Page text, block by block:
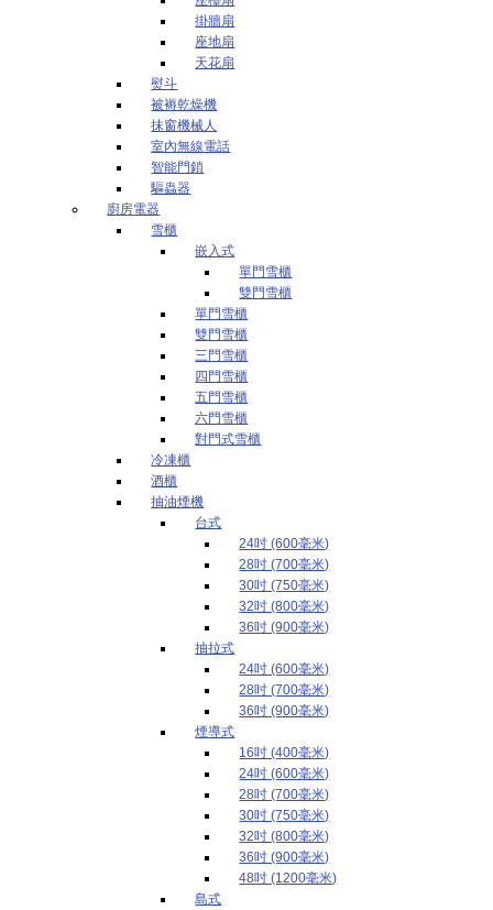
掛牆扇
座地扇
天花扇
熨斗
被褥乾燥機
抹窗機械人
室內無線電話
智能門鎖
驅蟲器
廚房電器
雪櫃
嵌入式
單門雪櫃
雙門雪櫃
單門雪櫃
雙門雪櫃
三門雪櫃
四門雪櫃
五門雪櫃
六門雪櫃
對門式雪櫃
冷凍櫃
酒櫃
抽油煙機
台式
24吋 (600毫米)
28吋 (700毫米)
30吋 (750毫米)
32吋 (800毫米)
36吋 (900毫米)
抽拉式
24吋 (600毫米)
28吋 (700毫米)
36吋 (900毫米)
煙導式
16吋 (400毫米)
24吋 (600毫米)
28吋 (700毫米)
30吋 (750毫米)
32吋 (800毫米)
36吋 (900毫米)
48吋 (1200毫米)
島式